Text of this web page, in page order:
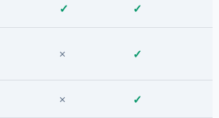
✓ ✓
× ✓
× ✓